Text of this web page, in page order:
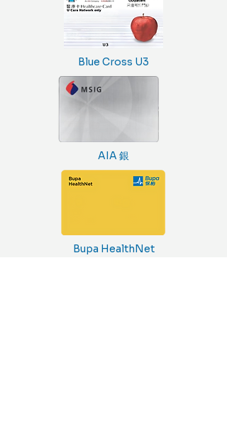
Blue Cross U3
AIA 銀
Bupa HealthNet